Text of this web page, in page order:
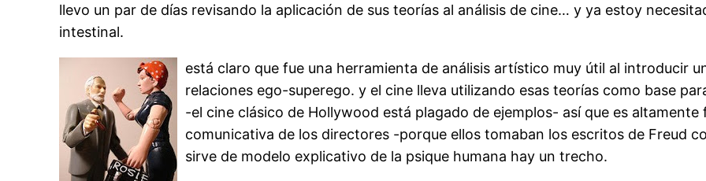
llevo un par de días revisando la aplicación de sus teorías al análisis de cine… y ya estoy
intestinal.
está claro que fue una herramienta de análisis artístico muy útil al introducir
relaciones ego-superego. y el cine lleva utilizando esas teorías como base
-el cine clásico de Hollywood está plagado de ejemplos- así que es
comunicativa de los directores -porque ellos tomaban los escritos de Freud
sirve de modelo explicativo de la psique humana hay un trecho.